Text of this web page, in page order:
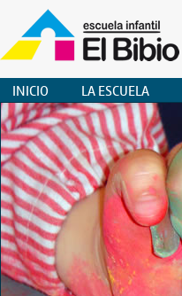
INICIO LA ESCUELA